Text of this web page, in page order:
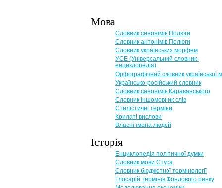
Мова
Словник синонімів Полюги
Словник антонімів Полюги
Словник українських морфем
УСЕ (Універсальний словник-
енциклопедія)
Орфографічний словник української
Українсько-російський словник
Словник синонімів Караванського
Словник іншомовник слів
Стилістичні терміни
Крилаті вислови
Власні імена людей
Історія
Енциклопедія політичної думки
Словник мови Стуса
Словник бюджетної термінології
Глосарій термінів Фондового ринку